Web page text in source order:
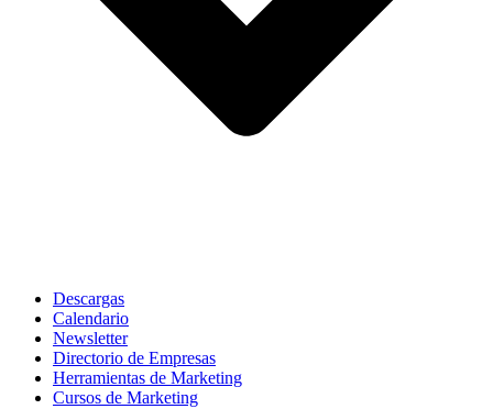
Descargas
Calendario
Newsletter
Directorio de Empresas
Herramientas de Marketing
Cursos de Marketing